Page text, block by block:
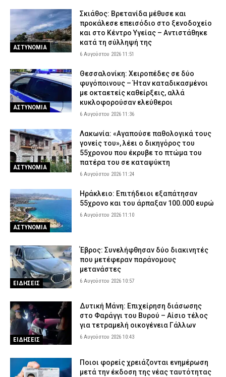
ΑΣΤΥΝΟΜΙΑ
Σκιάθος: Βρετανίδα μέθυσε και
προκάλεσε επεισόδιο στο ξενοδοχείο
και στο Κέντρο Υγείας – Αντιστάθηκε
κατά τη σύλληψή της
6 Αυγούστου 2026 11:51
ΑΣΤΥΝΟΜΙΑ
Θεσσαλονίκη: Χειροπέδες σε δύο
φυγόποινους – Ήταν καταδικασμένοι
με οκταετείς καθείρξεις, αλλά
κυκλοφορούσαν ελεύθεροι
6 Αυγούστου 2026 11:36
ΑΣΤΥΝΟΜΙΑ
Λακωνία: «Αγαπούσε παθολογικά τους
γονείς του», λέει ο δικηγόρος του
55χρονου που έκρυβε το πτώμα του
πατέρα του σε καταψύκτη
6 Αυγούστου 2026 11:24
ΑΣΤΥΝΟΜΙΑ
Ηράκλειο: Επιτήδειοι εξαπάτησαν
55χρονο και του άρπαξαν 100.000 ευρώ
6 Αυγούστου 2026 11:10
ΕΙΔΗΣΕΙΣ
Έβρος: Συνελήφθησαν δύο διακινητές
που μετέφεραν παράνομους
μετανάστες
6 Αυγούστου 2026 10:57
ΕΙΔΗΣΕΙΣ
Δυτική Μάνη: Επιχείρηση διάσωσης
στο Φαράγγι του Βυρού – Αίσιο τέλος
για τετραμελή οικογένεια Γάλλων
6 Αυγούστου 2026 10:43
Ποιοι φορείς χρειάζονται ενημέρωση
μετά την έκδοση της νέας ταυτότητας